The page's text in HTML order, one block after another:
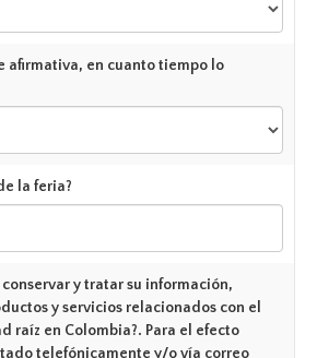
afirmativa, en cuanto tiempo lo
la feria?
y tratar su información,
y servicios relacionados con el
raíz en Colombia?. Para el efecto
telefónicamente y/o vía correo